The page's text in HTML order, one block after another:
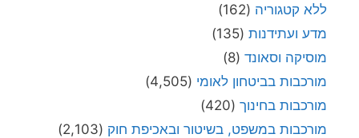
ללא קטגוריה (162)
מדע ועתידנות (135)
מוסיקה וסאונד (8)
מורכבות בביטחון לאומי (4,505)
מורכבות בחינוך (420)
מורכבות במשפט, בשיטור ובאכיפת חוק (2,103)